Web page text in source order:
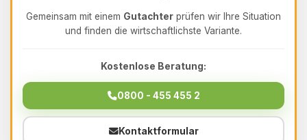
Gemeinsam mit einem Gutachter prüfen wir Ihre Situation
und finden die wirtschaftlichste Variante.
Kostenlose Beratung:
0800 - 455 455 2
Kontaktformular